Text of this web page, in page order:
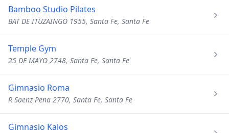
Bamboo Studio Pilates
BAT DE ITUZAINGO 1955, Santa Fe, Santa Fe
Temple Gym
25 DE MAYO 2748, Santa Fe, Santa Fe
Gimnasio Roma
R Saenz Pena 2770, Santa Fe, Santa Fe
Gimnasio Kalos